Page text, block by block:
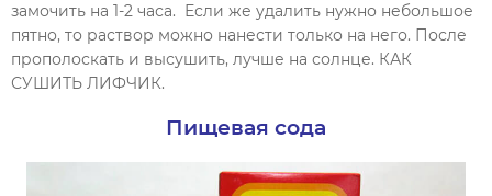
замочить на 1-2 часа. Если же удалить нужно небольшое
пятно, то раствор можно нанести только на него. После
прополоскать и высушить, лучше на солнце. КАК
СУШИТЬ ЛИФЧИК.
Пищевая сода